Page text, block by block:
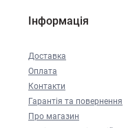
Інформація
Доставка
Оплата
Контакти
Гарантія та повернення
Про магазин